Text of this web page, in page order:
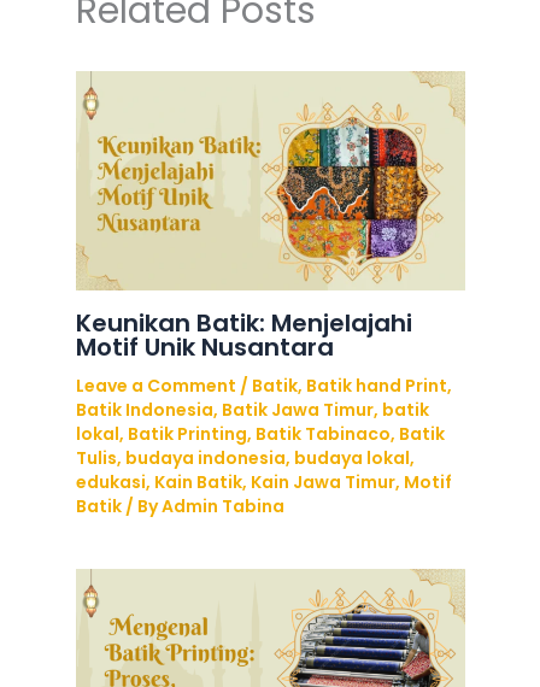
Related Posts
Keunikan Batik: Menjelajahi
Motif Unik Nusantara
Leave a Comment / Batik, Batik hand Print,
Batik Indonesia, Batik Jawa Timur, batik
lokal, Batik Printing, Batik Tabinaco, Batik
Tulis, budaya indonesia, budaya lokal,
edukasi, Kain Batik, Kain Jawa Timur, Motif
Batik/ ByAdmin Tabina